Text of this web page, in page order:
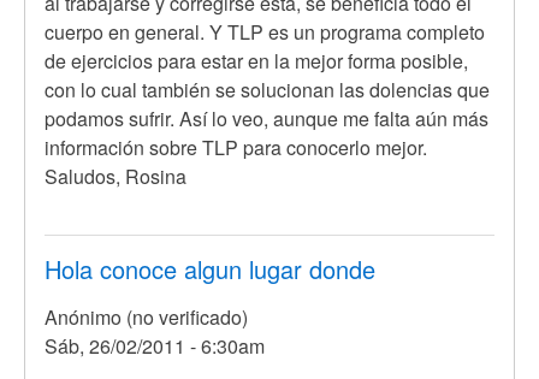
cuerpo en general. Y TLP es un programa completo
de ejercicios para estar en la mejor forma posible,
con lo cual también se solucionan las dolencias que
podamos sufrir. Así lo veo, aunque me falta aún más
información sobre TLP para conocerlo mejor.
Saludos, Rosina
Hola conoce algun lugar donde
Anónimo (no verificado)
Sáb, 26/02/2011 - 6:30am